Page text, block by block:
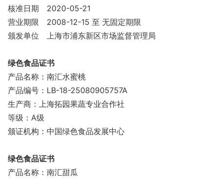
核准日期
2020-05-21
营业期限
2008-12-15 至 无固定期限
颁发单位
上海市浦东新区市场监督管理局
绿色食品证书
产品名称：南汇水蜜桃
产品编号：LB-18-25080905757A
生产商：上海拓园果蔬专业合作社
等级：A级
颁证机构：中国绿色食品发展中心
绿色食品证书
产品名称：南汇甜瓜